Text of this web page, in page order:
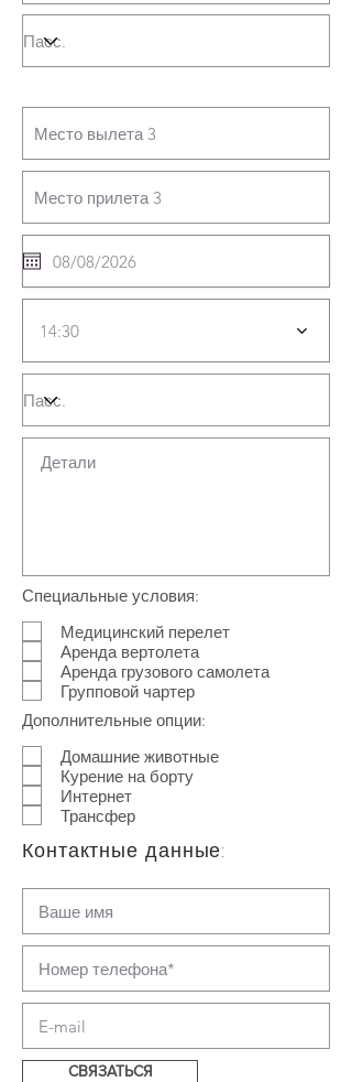
14:30
Специальные условия:
Медицинский перелет
Аренда вертолета
Аренда грузового самолета
Групповой чартер
Дополнительные опции:
Домашние животные
Курение на борту
Интернет
Трансфер
Контактные данные:
СВЯЗАТЬСЯ